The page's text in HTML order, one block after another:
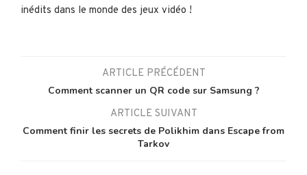
inédits dans le monde des jeux vidéo !
ARTICLE PRÉCÉDENT
Comment scanner un QR code sur Samsung ?
ARTICLE SUIVANT
Comment finir les secrets de Polikhim dans Escape from
Tarkov